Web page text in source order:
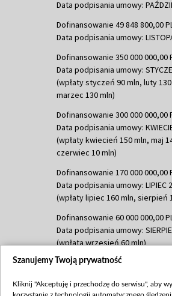
Data podpisania umowy:
Dofinansowanie 49 848 800,00
Data podpisania umowy:
Dofinansowanie 350 000 000,00
Data podpisania umowy:
(wpłaty styczeń 90 mln, luty
marzec 130 mln)
Dofinansowanie 300 000 000,00
Data podpisania umowy:
(wpłaty kwiecień 150 mln, maj
czerwiec 10 mln)
Dofinansowanie 170 000 000,00
Data podpisania umowy: LIPIEC
(wpłaty lipiec 160 mln, sierpień
Dofinansowanie 60 000 000,00
Data podpisania umowy:
(wpłata wrzesień 60 mln)
Dofinansowanie 635 783 051,21
(wpłata wrzesień 100 mln,
Szanujemy Twoją prywatność
Kliknij "Akceptuję i przechodzę do serwisu", aby